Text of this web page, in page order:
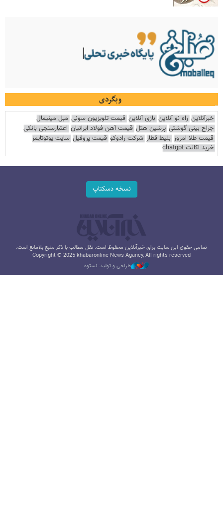
وبگردی
خبرآنلاین راه نو آنلاین بازی آنلاین قیمت تلویزیون سونی مبل مینیمال
جراح بینی گوشتی پرشین هتل قیمت آهن فولاد ایرانیان اعتبارسنجی بانکی
قیمت طلا امروز بلیط قطار شرکت رادوکو قیمت پروفیل سایت یوتوتایمز
خرید اکانت chatgpt
نسخه دسکتاپ
تمامی حقوق این سایت برای خبرآنلاین محفوظ است. نقل مطالب با ذکر منبع بلامانع است.
Copyright © 2025 khabaronline News Agancy, All rights reserved
طراحی و تولید: نستوه